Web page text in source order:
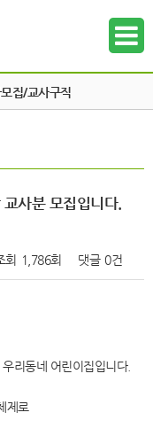
집/교사구직
교사분 모집입니다.
회 1,786회 댓글 0건
리동네 어린이집입니다.
제로